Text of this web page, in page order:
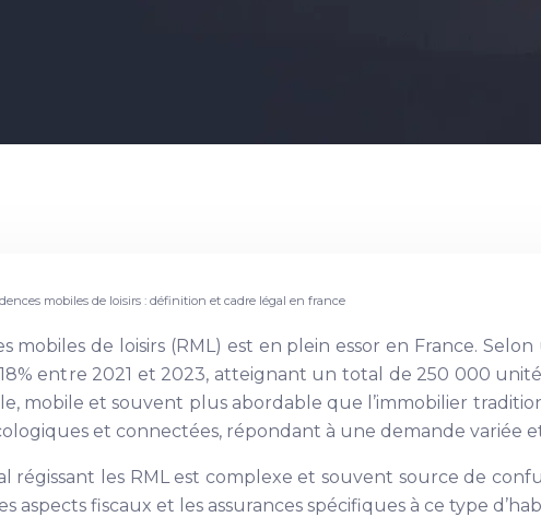
mobiles de loisirs : définition et cadre légal en france
mobiles de loisirs (RML) est en plein essor en France.
entre 2021 et 2023, atteignant un total de 250 000
mobile et souvent plus abordable que l’immobilier
et connectées, répondant à une demande variée
régissant les RML est complexe et souvent source de
aspects fiscaux et les assurances spécifiques à ce type